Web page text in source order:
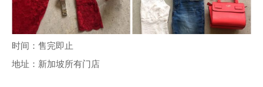
时间：售完即止
地址：新加坡所有门店